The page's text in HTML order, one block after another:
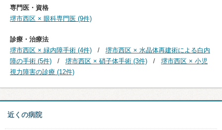
専門医・資格
堺市西区 × 眼科専門医 (9件)
診療・治療法
堺市西区 × 緑内障手術 (4件)
堺市西区 × 水晶体再建術による白内
障の手術 (5件)
堺市西区 × 硝子体手術 (3件)
堺市西区 × 小児
視力障害の診療 (12件)
近くの病院